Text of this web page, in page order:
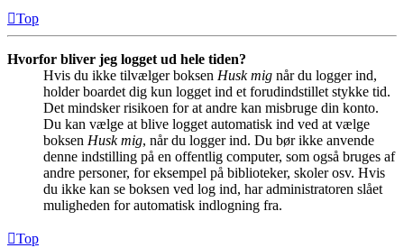
Top
Hvorfor bliver jeg logget ud hele tiden?
Hvis du ikke tilvælger boksen Husk mig når du logger ind,
holder boardet dig kun logget ind et forudindstillet stykke tid.
Det mindsker risikoen for at andre kan misbruge din konto.
Du kan vælge at blive logget automatisk ind ved at vælge
boksen Husk mig, når du logger ind. Du bør ikke anvende
denne indstilling på en offentlig computer, som også bruges af
andre personer, for eksempel på biblioteker, skoler osv. Hvis
du ikke kan se boksen ved log ind, har administratoren slået
muligheden for automatisk indlogning fra.
Top